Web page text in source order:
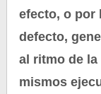
efecto, o por
defecto,
al ritmo de
mismos